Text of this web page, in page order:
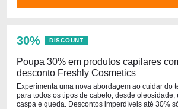
30% DISCOUNT
Poupa 30% em produtos capilares
desconto Freshly Cosmetics
Experimenta uma nova abordagem ao cuidar do
para todos os tipos de cabelo, desde oleosidade,
caspa e queda. Descontos imperdíveis até 30%